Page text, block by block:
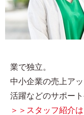
業で独立。
中小企業の売上ア
活躍などのサポー
＞＞スタッフ紹介